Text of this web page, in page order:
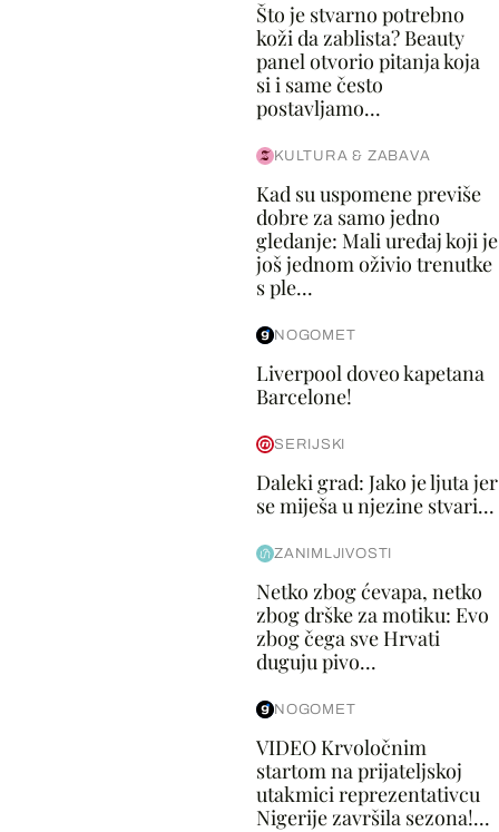
Što je stvarno potrebno
koži da zablista? Beauty
panel otvorio pitanja koja
si i same često
postavljamo...
KULTURA & ZABAVA
Kad su uspomene previše
dobre za samo jedno
gledanje: Mali uređaj koji je
još jednom oživio trenutke
s ple...
NOGOMET
Liverpool doveo kapetana
Barcelone!
SERIJSKI
Daleki grad: Jako je ljuta jer
se miješa u njezine stvari...
ZANIMLJIVOSTI
Netko zbog ćevapa, netko
zbog drške za motiku: Evo
zbog čega sve Hrvati
duguju pivo...
NOGOMET
VIDEO Krvoločnim
startom na prijateljskoj
utakmici reprezentativcu
Nigerije završila sezona!...